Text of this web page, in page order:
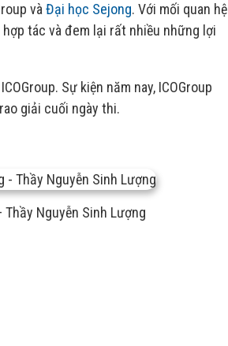
vàĐại học Sejong. Với mối quan hệ
tác và đem lại rất nhiều những lợi
Sự kiện năm nay, ICOGroup
giải cuối ngày thi.
Thầy Nguyễn Sinh Lượng